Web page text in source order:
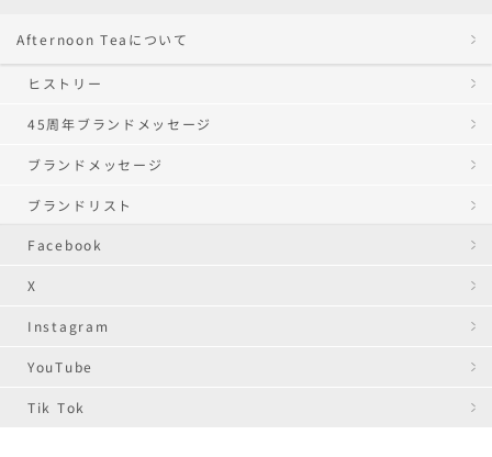
Afternoon Teaについて
ヒストリー
45周年ブランドメッセージ
ブランドメッセージ
ブランドリスト
Facebook
X
Instagram
YouTube
Tik Tok